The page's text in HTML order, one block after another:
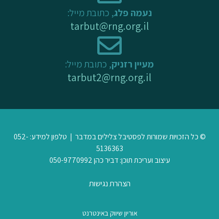
נעמה פלג, כתובת מייל:
tarbut@rng.org.il
מעיין רזניק, כתובת מייל:
tarbut2@rng.org.il
© כל הזכויות שמורות לפסטיבל צלילים במדבר | טלפון למידע: 052-
5136363
עיצוב ועריכת תוכן: דביר כהן 050-9770992
הצהרת נגישות
אוריון שיווק באינטרנט